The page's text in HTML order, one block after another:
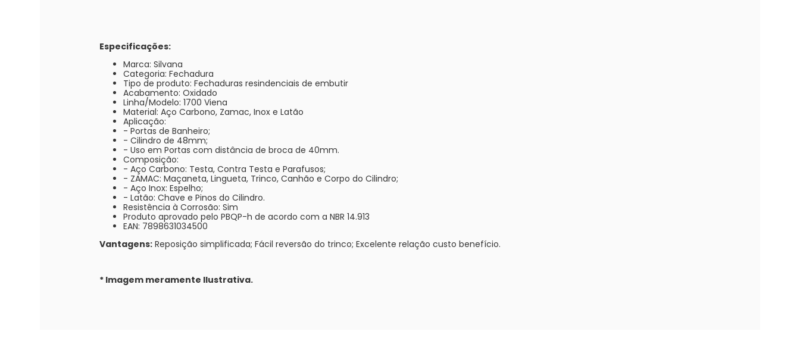
Especificações:
Marca: Silvana
Categoria: Fechadura
Tipo de produto: Fechaduras resindenciais de embutir
Acabamento: Oxidado
Linha/Modelo: 1700 Viena
Material: Aço Carbono, Zamac, Inox e Latão
Aplicação:
- Portas de Banheiro;
- Cilindro de 48mm;
- Uso em Portas com distância de broca de 40mm.
Composição:
- Aço Carbono: Testa, Contra Testa e Parafusos;
- ZAMAC: Maçaneta, Lingueta, Trinco, Canhão e Corpo do Cilindro;
- Aço Inox: Espelho;
- Latão: Chave e Pinos do Cilindro.
Resistência à Corrosão: Sim
Produto aprovado pelo PBQP-h de acordo com a NBR 14.913
EAN: 7898631034500
Vantagens: Reposição simplificada; Fácil reversão do trinco; Excelente relação custo benefício.
* Imagem meramente Ilustrativa.